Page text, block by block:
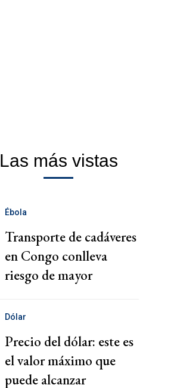
Las más vistas
Ébola
Transporte de cadáveres
en Congo conlleva
riesgo de mayor
advierte agencia ONU
Dólar
Precio del dólar: este es
el valor máximo que
puede alcanzar